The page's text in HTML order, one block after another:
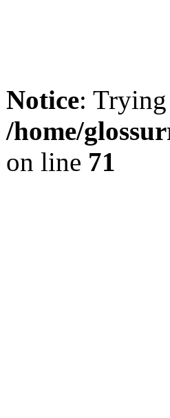
Notice:
/home/
on line 71